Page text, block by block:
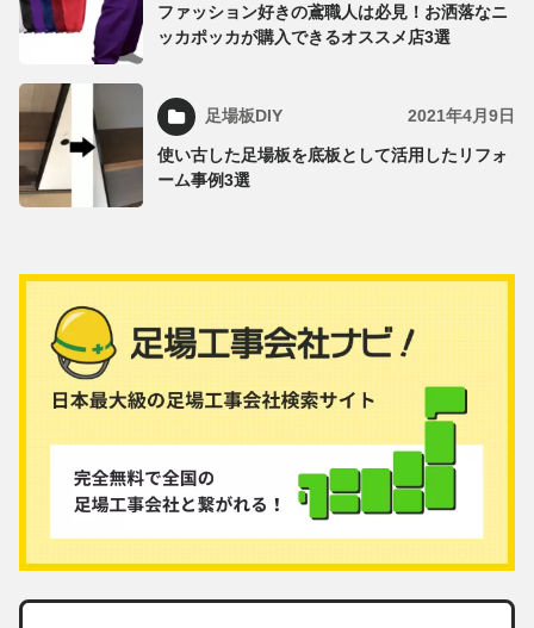
ファッション好きの鳶職人は必見！お洒落なニ
ッカポッカが購入できるオススメ店3選
足場板DIY 2021年4月9日
使い古した足場板を底板として活用したリフォ
ーム事例3選